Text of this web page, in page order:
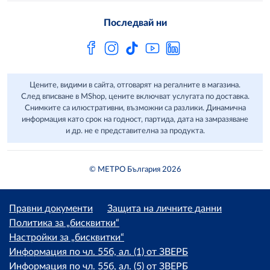
Последвай ни
Цените, видими в сайта, отговарят на регалните в магазина.
След вписване в MShop, цените включват услугата по доставка.
Снимките са илюстративни, възможни са разлики. Динамична
информация като срок на годност, партида, дата на замразяване
и др. не е представителна за продукта.
© МЕТРО България 2026
Правни документи
Защита на личните данни
Политика за „бисквитки“
Настройки за „бисквитки“
Информация по чл. 55б, ал. (1) от ЗВЕРБ
Информация по чл. 55б, ал. (5) от ЗВЕРБ